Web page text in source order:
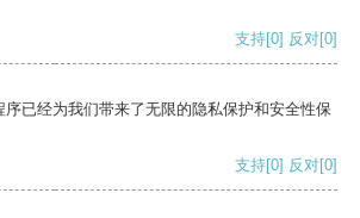
支持[0] 反对[0]
已经为我们带来了无限的隐私保护和安全性保
支持[0] 反对[0]